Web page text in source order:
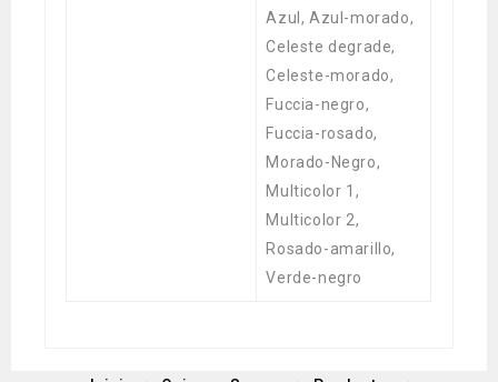
Azul, Azul-morado,
Celeste degrade,
Celeste-morado,
Fuccia-negro,
Fuccia-rosado,
Morado-Negro,
Multicolor 1,
Multicolor 2,
Rosado-amarillo,
Verde-negro